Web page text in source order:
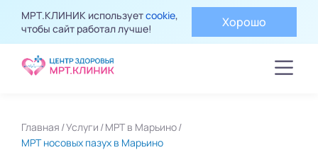
МРТ.КЛИНИК используетcookie,
чтобы сайт работал лучше!
Хорошо
Главная Услуги МРТ в Марьино
МРТ носовых пазух в Марьино